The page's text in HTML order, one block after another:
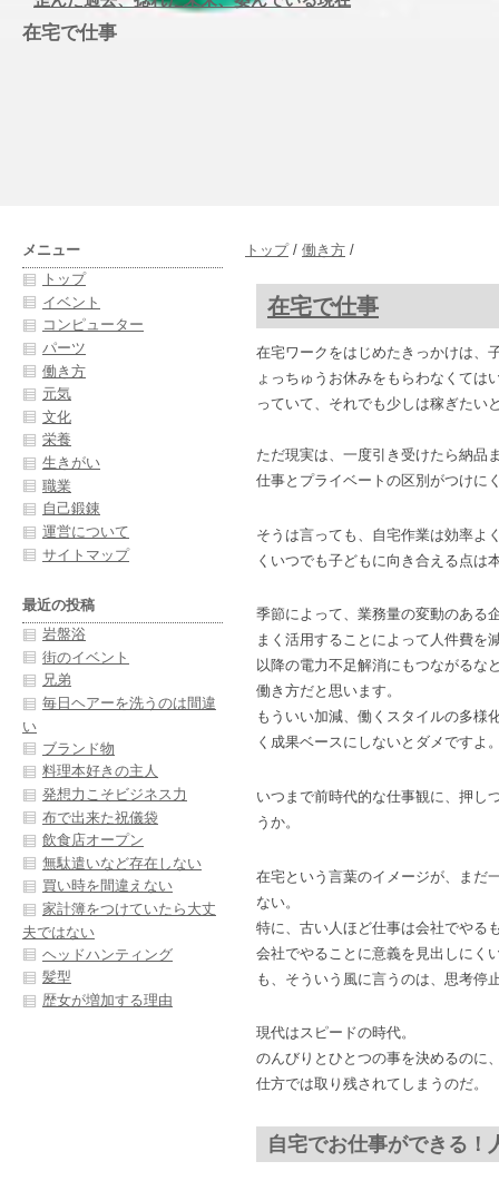
在宅で仕事
トップ/ 働き方 /
在宅で仕事
在宅ワークをはじめたきっかけは、
ょっちゅうお休みをもらわなくては
っていて、それでも少しは稼ぎたい
ただ現実は、一度引き受けたら納品
仕事とプライベートの区別がつけに
そうは言っても、自宅作業は効率よ
くいつでも子どもに向き合える点は
季節によって、業務量の変動のある
まく活用することによって人件費を
以降の電力不足解消にもつながるな
働き方だと思います。
もういい加減、働くスタイルの多様
く成果ベースにしないとダメですよ
いつまで前時代的な仕事観に、押し
うか。
在宅という言葉のイメージが、まだ
ない。
特に、古い人ほど仕事は会社でやる
会社でやることに意義を見出しにく
も、そういう風に言うのは、思考停
現代はスピードの時代。
のんびりとひとつの事を決めるのに
仕方では取り残されてしまうのだ。
自宅でお仕事ができる！
メニュー
トップ
イベント
コンピューター
パーツ
働き方
元気
文化
栄養
生きがい
職業
自己鍛錬
運営について
サイトマップ
最近の投稿
岩盤浴
街のイベント
兄弟
毎日ヘアーを洗うのは間違
い
ブランド物
料理本好きの主人
発想力こそビジネス力
布で出来た祝儀袋
飲食店オープン
無駄遣いなど存在しない
買い時を間違えない
家計簿をつけていたら大丈
夫ではない
ヘッドハンティング
髪型
歴女が増加する理由